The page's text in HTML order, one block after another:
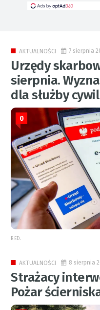
AKTUALNOŚCI 7 sierpnia
Urzędy
sierpnia.
dla służby
0
RED.
AKTUALNOŚCI 8 sierpnia
Strażacy
Pożar